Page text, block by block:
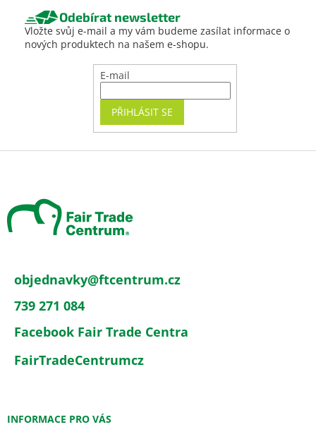
Odebírat newsletter
Vložte svůj e-mail a my vám budeme zasílat informace o
nových produktech na našem e-shopu.
E-mail
PŘIHLÁSIT SE
objednavky@ftcentrum.cz
739 271 084
Facebook Fair Trade Centra
FairTradeCentrumcz
INFORMACE PRO VÁS